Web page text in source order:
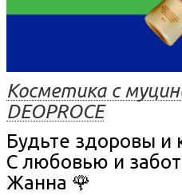
Косметика с
DEOPROCE
Будьте здоровы и
С любовью и
Жанна 🌹